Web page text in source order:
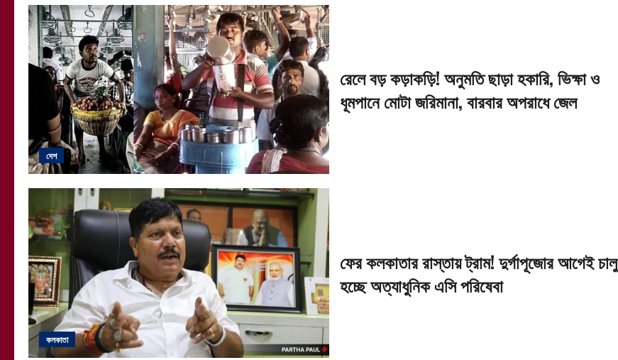
দেশ
রেলে বড় কড়াকড়ি! অনুমতি ছাড়া হকারি, ভিক্ষা ও
ধূমপানে মোটা জরিমানা, বারবার অপরাধে জেল
কলকাতা
ফের কলকাতার রাস্তায় ট্রাম! দুর্গাপূজোর আগেই চালু
হচ্ছে অত্যাধুনিক এসি পরিষেবা